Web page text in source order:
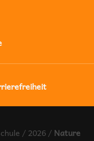
/ 2026 /Nature